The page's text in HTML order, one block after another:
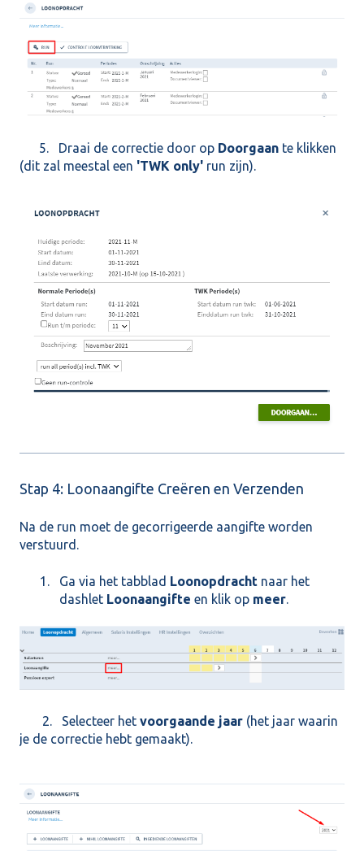
5. Draai de correctie door op Doorgaan te klikken
(dit zal meestal een 'TWK only' run zijn).
Stap 4: Loonaangifte Creëren en Verzenden
Na de run moet de gecorrigeerde aangifte worden
verstuurd.
Ga via het tabblad Loonopdracht naar het
dashlet Loonaangifte en klik op meer.
2. Selecteer het voorgaande jaar (het jaar waarin
je de correctie hebt gemaakt).